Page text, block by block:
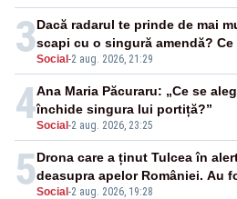
3Social-2 aug. 2026, 21:29
Dacă radarul te prinde de mai
scapi cu o singură amendă?
4Social-2 aug. 2026, 23:25
Ana Maria Păcuraru: „Ce se
închide singura lui portiță?”
5Social-2 aug. 2026, 19:28
Drona care a ținut Tulcea în
deasupra apelor României. Au